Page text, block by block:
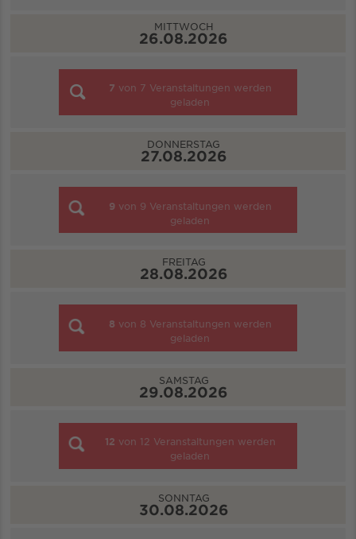
MITTWOCH
26.08.2026
7 von 7 Veranstaltungen werden
geladen
DONNERSTAG
27.08.2026
9 von 9 Veranstaltungen werden
geladen
FREITAG
28.08.2026
8 von 8 Veranstaltungen werden
geladen
SAMSTAG
29.08.2026
12 von 12 Veranstaltungen werden
geladen
SONNTAG
30.08.2026